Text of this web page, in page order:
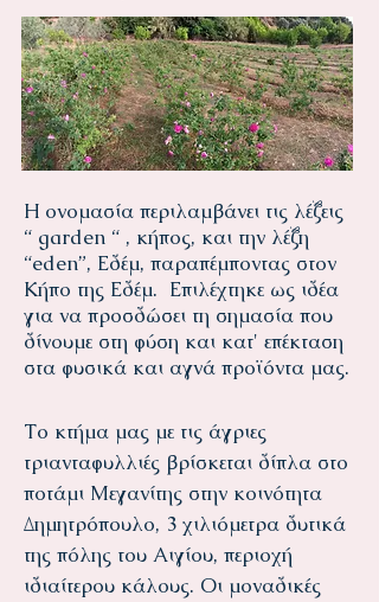
Η ονομασία περιλαμβάνει τις λέξεις
“ garden “ , κήπος, και την λέξη
“eden”, Εδέμ, παραπέμποντας στον
Κήπο της Εδέμ. Επιλέχτηκε ως ιδέα
για να προσδώσει τη σημασία που
δίνουμε στη φύση και κατ' επέκταση
στα φυσικά και αγνά προϊόντα μας.
Το κτήμα μας με τις άγριες
τριανταφυλλιές βρίσκεται δίπλα στο
ποτάμι Μεγανίτης στην κοινότητα
Δημητρόπουλο, 3 χιλιόμετρα δυτικά
της πόλης του Αιγίου, περιοχή
ιδιαίτερου κάλους. Οι μοναδικές